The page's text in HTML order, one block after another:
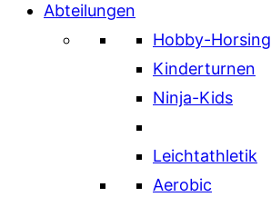
Abteilungen
Hobby-Horsing
Kinderturnen
Ninja-Kids
Leichtathletik
Aerobic